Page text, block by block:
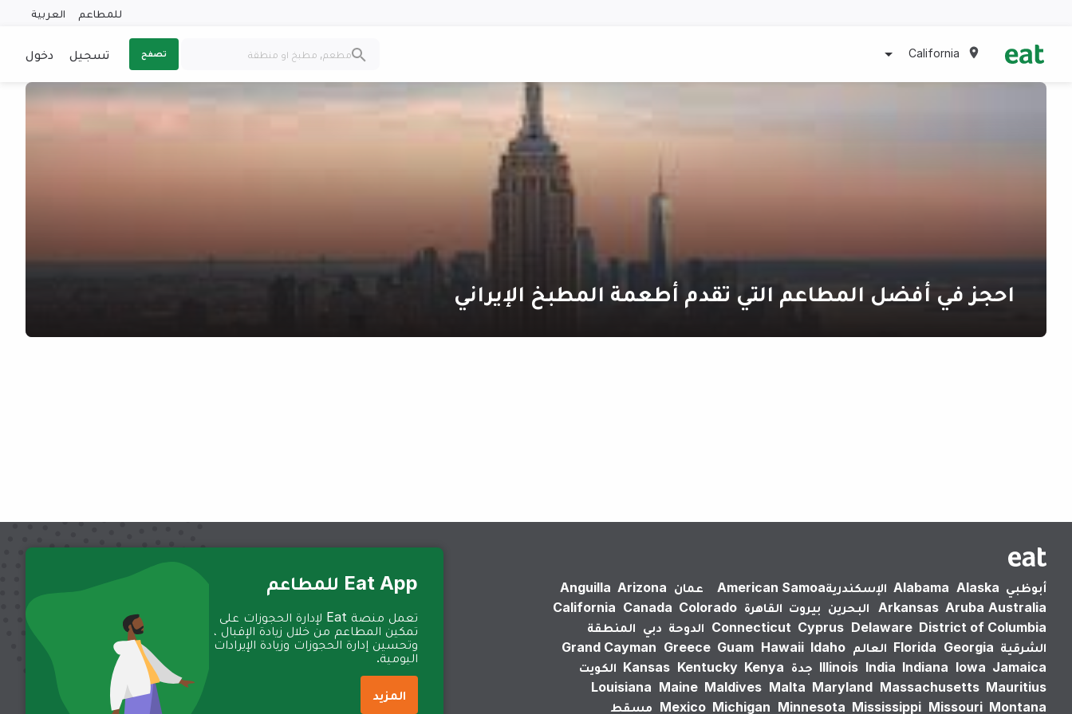
للمطاعم العربية
California تصفح تسجيل دخول
احجز في أفضل المطاعم التي تقدم أطعمة المطبخ الإيراني
أبوظبي Alabama Alaska الإسكندرية‎American Samoa عمان Anguilla Arizona
Arkansas Aruba Australia البحرين بيروت القاهرة California Canada Colorado
Connecticut Cyprus Delaware District of Columbia الدوحة دبي المنطقة
الشرقية
Florida Georgia العالم Grand Cayman Greece Guam Hawaii Idaho
Illinois India Indiana Iowa Jamaica جدة Kansas Kentucky Kenya
الكويت
Louisiana Maine Maldives Malta Maryland Massachusetts Mauritius
Mexico Michigan Minnesota Mississippi Missouri Montana مسقط
Eat App للمطاعم
تعمل منصة Eat لإدارة الحجوزات على
تمكين المطاعم من خلال زيادة الإقبال ،
وتحسين إدارة الحجوزات وزيادة الإيرادات
اليومية.
المزيد